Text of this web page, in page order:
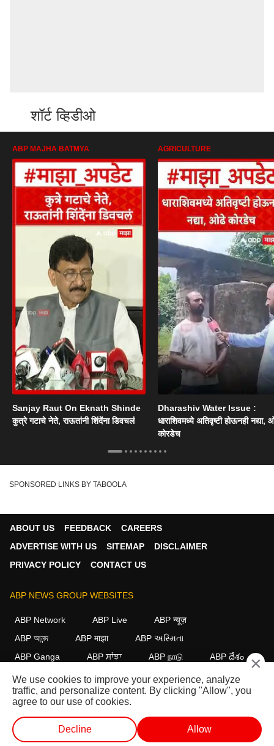
शॉर्ट व्हिडीओ
ABP MAJHA BATMYA
Sanjay Raut On Eknath Shinde
कुत्रे गटाचे नेते, राऊतांनी शिंदेंना डिवचलं
AGRICULTURE
Dharashiv Water Issue :
धाराशिवमध्ये अतिवृष्टी होऊनही नद्या,
कोरडेच
SPONSORED LINKS BY TABOOLA
ABOUT US FEEDBACK
CAREERS
ADVERTISE WITH US
SITEMAP
DISCLAIMER
PRIVACY POLICY
CONTACT US
ABP NEWS GROUP WEBSITES
ABP Network ABP Live
ABP न्यूज़
ABP আনন্দ
ABP माझा
ABP અસ્મિતા
ABP Ganga
ABP ਸਾਂਝਾ ABP நாடு ABP దేశం
FOLLOW US
This website follows the DNPA Code of Ethics. Copyright@2026.
All rights reserved.
×
We use cookies to improve your experience, analyze
traffic, and personalize content. By clicking "Allow", you
agree to our use of cookies.
Decline Allow